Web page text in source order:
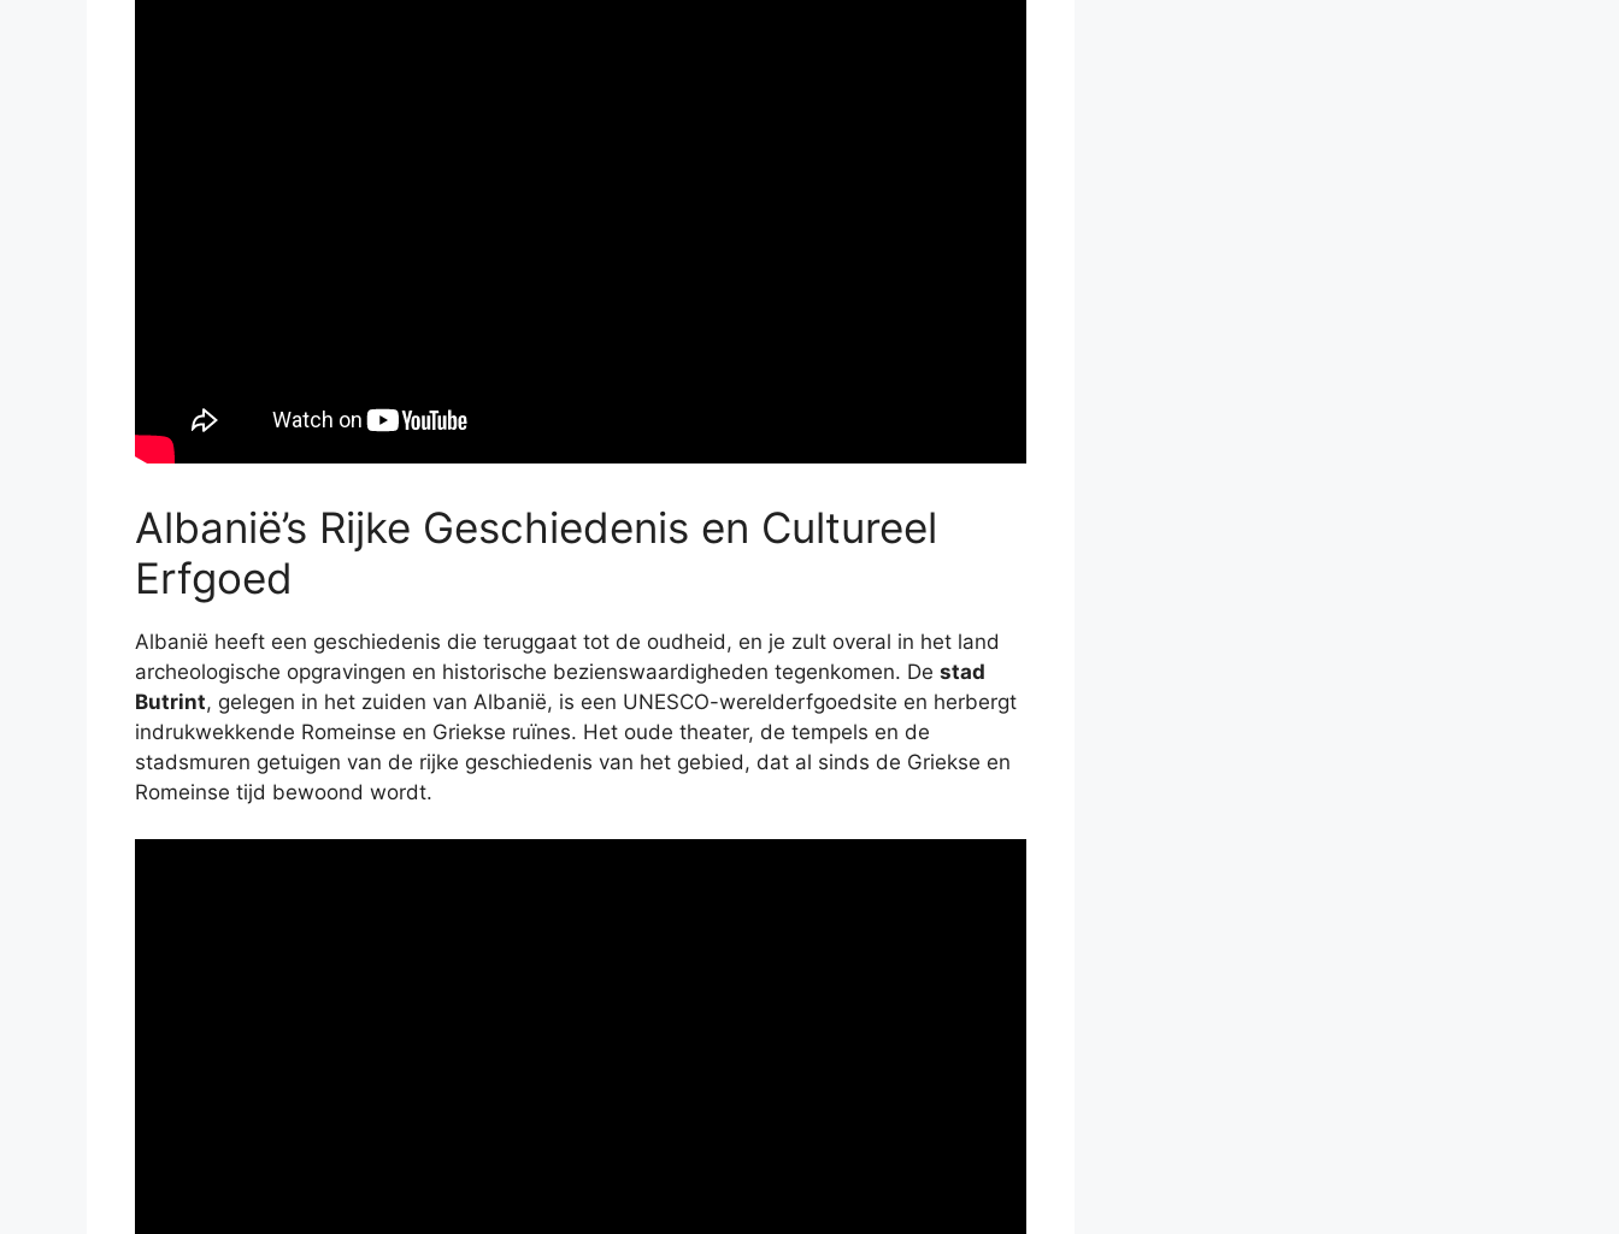
Albanië’s Rijke Geschiedenis en Cultureel
Erfgoed
Albanië heeft een geschiedenis die teruggaat tot de oudheid, en je zult overal in het land
archeologische opgravingen en historische bezienswaardigheden tegenkomen. De stad
Butrint, gelegen in het zuiden van Albanië, is een UNESCO-werelderfgoedsite en herbergt
indrukwekkende Romeinse en Griekse ruïnes. Het oude theater, de tempels en de
stadsmuren getuigen van de rijke geschiedenis van het gebied, dat al sinds de Griekse en
Romeinse tijd bewoond wordt.